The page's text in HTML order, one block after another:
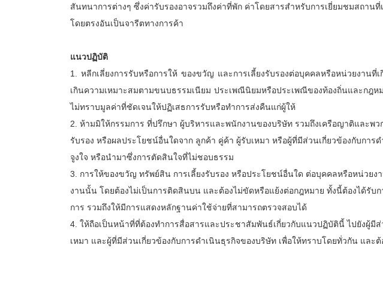
สันทนาการต่างๆ ซึ่งค่ารับรองอาจรวมถึงค่าที่พัก ค่าโดยสารสำหรับการเยี่ยมชมสถาน
โดยตรงอันเป็นจารีตทางการค้า
แนวปฏิบัติ
1. หลีกเลี่ยงการรับหรือการให้ ของขวัญ และการเลี้ยงรับรองต่อบุคคลหรือหน่วยงาน
เกินความเหมาะสมตามขนบธรรมเนียม ประเพณีนิยมหรือประเพณีของท้องถิ่นและกฎห
ไม่ทราบมูลค่าที่ชัดเจนให้ปฏิเสธการรับหรือทำการส่งคืนแก่ผู้ให้
2. ห้ามมิให้กรรมการ ที่ปรึกษา ผู้บริหารและพนักงานของบริษัท รวมถึงเครือญาติและพ
รับรอง หรือผลประโยชน์อื่นใดจาก ลูกค้า คู่ค้า ผู้รับเหมา หรือผู้ที่มีส่วนเกี่ยวข้องกับการ
จูงใจ หรือนำมาซึ่งการตัดสินใจที่ไม่ชอบธรรม
3. การให้ของขวัญ ทรัพย์สิน การเลี้ยงรับรอง หรือประโยชน์อื่นใด ต่อบุคคลหรือหน่วย
งานนั้น โดยต้องไม่เป็นการติดสินบน และต้องไม่ขัดหรือแย้งต่อกฎหมาย ทั้งนี้ต้องได้รับ
การ รวมถึงให้มีการแสดงหลักฐานค่าใช้จ่ายที่สามารถตรวจสอบได้
4. ให้ถือเป็นหน้าที่ที่ต้องทำการสื่อสารและประชาสัมพันธ์เกี่ยวกับแนวปฏิบัตินี้ ไปยังผู้มี
เหมา และผู้ที่มีส่วนเกี่ยวข้องกับการดำเนินธุรกิจของบริษัท เพื่อให้ทราบโดยทั่วกัน และ